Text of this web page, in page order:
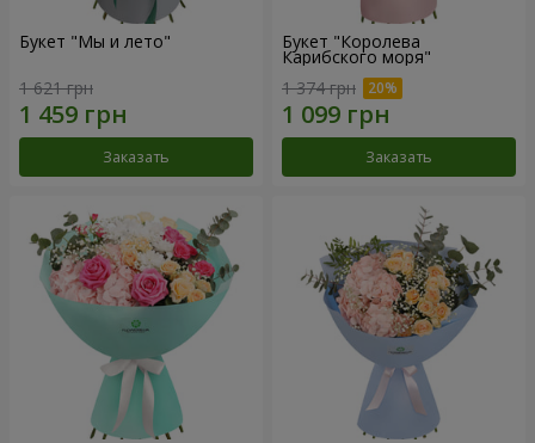
Букет "Мы и лето"
1 621 грн
Заказать
Букет "Королева
Карибского моря"
1 374 грн
Заказать